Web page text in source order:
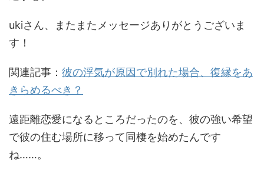
ukiさん、またまたメッセージありがとうございま
す！
関連記事： 彼の浮気が原因で別れた場合、復縁をあ
きらめるべき？
遠距離恋愛になるところだったのを、彼の強い希望
で彼の住む場所に移って同棲を始めたんです
ね……。